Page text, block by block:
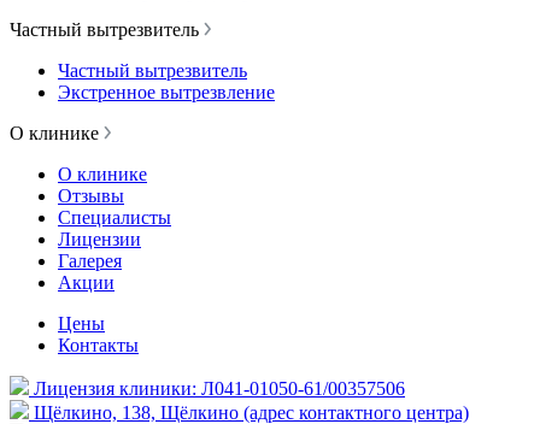
Частный вытрезвитель
Частный вытрезвитель
Экстренное вытрезвление
О клинике
О клинике
Отзывы
Специалисты
Лицензии
Галерея
Акции
Цены
Контакты
Лицензия клиники: Л041-01050-61/00357506
Щёлкино, 138, Щёлкино (адрес контактного центра)